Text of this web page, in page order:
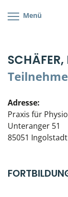
Menü
SCHÄFER,
Adresse:
Praxis für
Unteranger 51
85051 Ingolstadt
Cranial/
Parietale
Viszerale
Klinische &
Live Online-
Bonus-
Wissenswertes
Teilnehmerliste
Stellenbörse
Soziales